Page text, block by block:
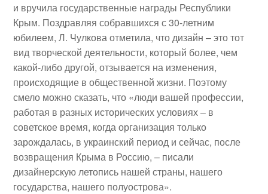
и вручила государственные награды Республики
Крым. Поздравляя собравшихся с 30-летним
юбилеем, Л. Чулкова отметила, что дизайн – это тот
вид творческой деятельности, который более, чем
какой-либо другой, отзывается на изменения,
происходящие в общественной жизни. Поэтому
смело можно сказать, что «люди вашей профессии,
работая в разных исторических условиях – в
советское время, когда организация только
зарождалась, в украинский период и сейчас, после
возвращения Крыма в Россию, – писали
дизайнерскую летопись нашей страны, нашего
государства, нашего полуострова».